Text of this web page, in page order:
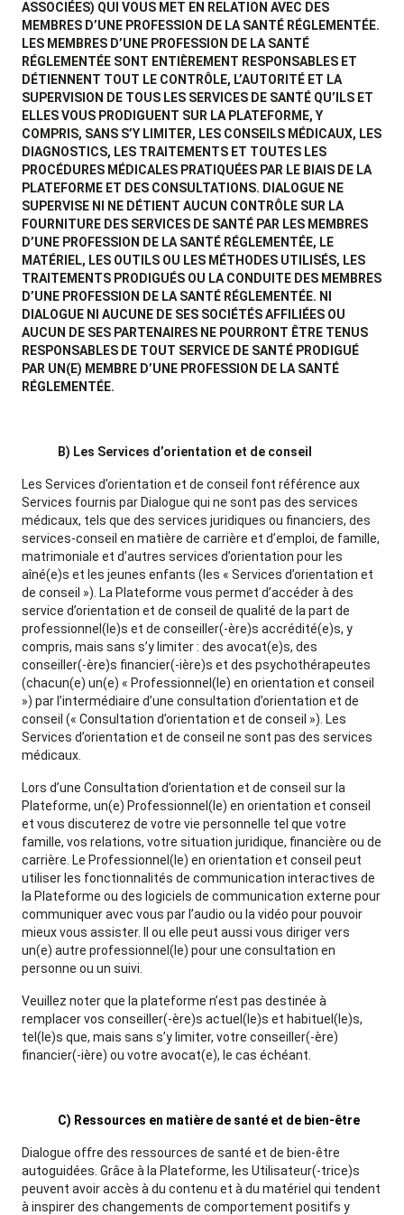
ASSOCIÉES) QUI VOUS MET EN RELATION AVEC DES
MEMBRES D’UNE PROFESSION DE LA SANTÉ RÉGLEMENTÉE.
LES MEMBRES D’UNE PROFESSION DE LA SANTÉ
RÉGLEMENTÉE SONT ENTIÈREMENT RESPONSABLES ET
DÉTIENNENT TOUT LE CONTRÔLE, L’AUTORITÉ ET LA
SUPERVISION DE TOUS LES SERVICES DE SANTÉ QU’ILS ET
ELLES VOUS PRODIGUENT SUR LA PLATEFORME, Y
COMPRIS, SANS S’Y LIMITER, LES CONSEILS MÉDICAUX, LES
DIAGNOSTICS, LES TRAITEMENTS ET TOUTES LES
PROCÉDURES MÉDICALES PRATIQUÉES PAR LE BIAIS DE LA
PLATEFORME ET DES CONSULTATIONS. DIALOGUE NE
SUPERVISE NI NE DÉTIENT AUCUN CONTRÔLE SUR LA
FOURNITURE DES SERVICES DE SANTÉ PAR LES MEMBRES
D’UNE PROFESSION DE LA SANTÉ RÉGLEMENTÉE, LE
MATÉRIEL, LES OUTILS OU LES MÉTHODES UTILISÉS, LES
TRAITEMENTS PRODIGUÉS OU LA CONDUITE DES MEMBRES
D’UNE PROFESSION DE LA SANTÉ RÉGLEMENTÉE. NI
DIALOGUE NI AUCUNE DE SES SOCIÉTÉS AFFILIÉES OU
AUCUN DE SES PARTENAIRES NE POURRONT ÊTRE TENUS
RESPONSABLES DE TOUT SERVICE DE SANTÉ PRODIGUÉ
PAR UN(E) MEMBRE D’UNE PROFESSION DE LA SANTÉ
RÉGLEMENTÉE.
B) Les Services d’orientation et de conseil
Les Services d’orientation et de conseil font référence aux
Services fournis par Dialogue qui ne sont pas des services
médicaux, tels que des services juridiques ou financiers, des
services-conseil en matière de carrière et d’emploi, de famille,
matrimoniale et d’autres services d’orientation pour les
aîné(e)s et les jeunes enfants (les « Services d’orientation et
de conseil »). La Plateforme vous permet d’accéder à des
service d’orientation et de conseil de qualité de la part de
professionnel(le)s et de conseiller(-ère)s accrédité(e)s, y
compris, mais sans s’y limiter : des avocat(e)s, des
conseiller(-ère)s financier(-ière)s et des psychothérapeutes
(chacun(e) un(e) « Professionnel(le) en orientation et conseil
») par l’intermédiaire d’une consultation d’orientation et de
conseil (« Consultation d’orientation et de conseil »). Les
Services d’orientation et de conseil ne sont pas des services
médicaux.
Lors d’une Consultation d’orientation et de conseil sur la
Plateforme, un(e) Professionnel(le) en orientation et conseil
et vous discuterez de votre vie personnelle tel que votre
famille, vos relations, votre situation juridique, financière ou de
carrière. Le Professionnel(le) en orientation et conseil peut
utiliser les fonctionnalités de communication interactives de
la Plateforme ou des logiciels de communication externe pour
communiquer avec vous par l’audio ou la vidéo pour pouvoir
mieux vous assister. Il ou elle peut aussi vous diriger vers
un(e) autre professionnel(le) pour une consultation en
personne ou un suivi.
Veuillez noter que la plateforme n’est pas destinée à
remplacer vos conseiller(-ère)s actuel(le)s et habituel(le)s,
tel(le)s que, mais sans s’y limiter, votre conseiller(-ère)
financier(-ière) ou votre avocat(e), le cas échéant.
C) Ressources en matière de santé et de bien-être
Dialogue offre des ressources de santé et de bien-être
autoguidées. Grâce à la Plateforme, les Utilisateur(-trice)s
peuvent avoir accès à du contenu et à du matériel qui tendent
à inspirer des changements de comportement positifs y